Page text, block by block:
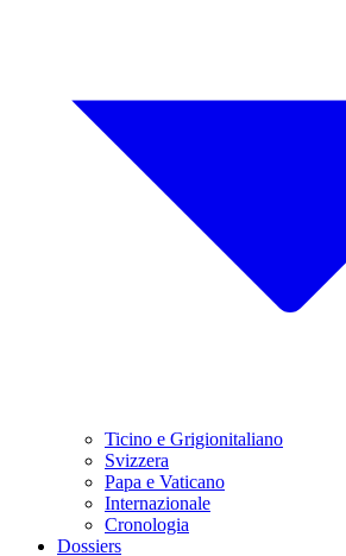
Ticino e Grigionitaliano
Svizzera
Papa e Vaticano
Internazionale
Cronologia
Dossiers